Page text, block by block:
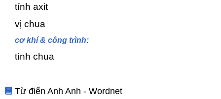
tính axit
vị chua
cơ khí & công trình:
tính chua
Từ điển Anh Anh - Wordnet